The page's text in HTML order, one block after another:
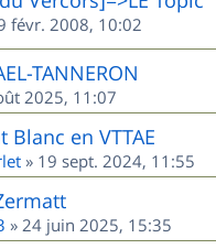
févr. 2008, 10:02
TANNERON
2025, 11:07
en VTTAE
» 19 sept. 2024, 11:55
» 24 juin 2025, 15:35